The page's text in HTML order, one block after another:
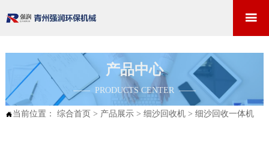

产品中心
—— PRODUCTS CENTER ——
当前位置： 综合首页 > 产品展示> 细沙回收机> 细沙回收一体机